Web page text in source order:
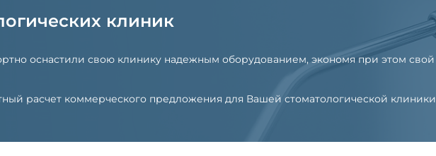
клиник
оснастили свою клинику надежным оборудованием, экономя при этом свой
расчет коммерческого предложения для Вашей стоматологической клиники